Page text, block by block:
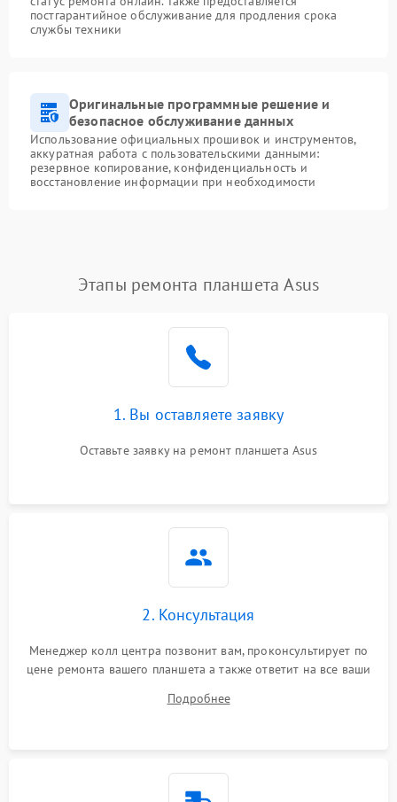
постгарантийное обслуживание для продления срока
службы техники
Оригинальные программные решение и
безопасное обслуживание данных
Использование официальных прошивок и инструментов,
аккуратная работа с пользовательскими данными:
резервное копирование, конфиденциальность и
восстановление информации при необходимости
Этапы ремонта планшета Asus
1. Вы оставляете заявку
Оставьте заявку на ремонт планшета Asus
2. Консультация
Менеджер колл центра позвонит вам, проконсультирует по
цене ремонта вашего планшета а также ответит на все ваши
Подробнее